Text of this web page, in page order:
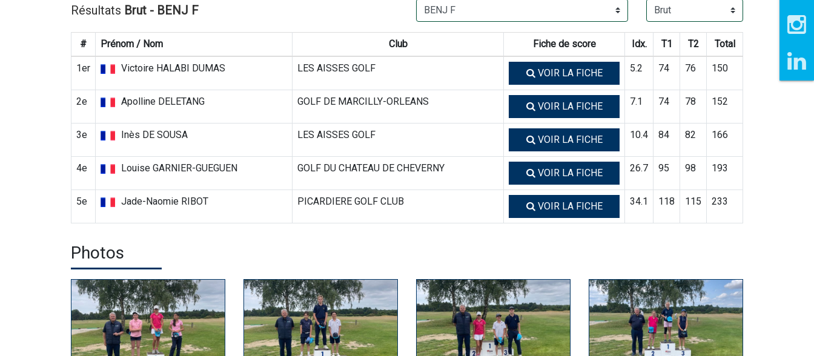
Résultats Brut - BENJ F
# Prénom / Nom Club Fiche de score Idx. T1 T2 Total
1er Victoire HALABI DUMAS LES AISSES GOLF VOIR LA FICHE 5.2 74 76 150
2e Apolline DELETANG GOLF DE MARCILLY-ORLEANS VOIR LA FICHE 7.1 74 78 152
3e Inès DE SOUSA LES AISSES GOLF VOIR LA FICHE 10.4 84 82 166
4e Louise GARNIER-GUEGUEN GOLF DU CHATEAU DE CHEVERNY VOIR LA FICHE 26.7 95 98 193
5e Jade-Naomie RIBOT PICARDIERE GOLF CLUB VOIR LA FICHE 34.1 118 115 233
Photos